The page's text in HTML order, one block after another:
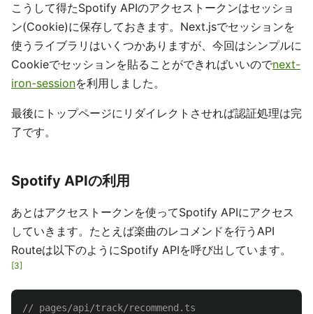
こうして得たSpotify APIのアクセストークンはセッショ
ン(Cookie)に保存しておきます。Next.jsでセッションを
使うライブラリはいくつかありますが、今回はシンプルに
Cookieでセッションを貼ることができればいいのでnext-
iron-sessionを利用しました。
最後にトップページにリダイレクトさせれば認証処理は完
了です。
Spotify APIの利用
あとはアクセストークンを使ってSpotify APIにアクセス
していきます。たとえば楽曲のレコメンドを行うAPI
Routeは以下のようにSpotify APIを呼び出しています。
3
// pages/api/track/recommend.ts